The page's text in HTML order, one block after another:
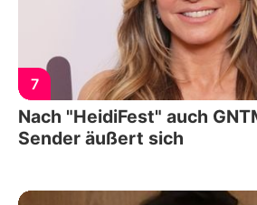
7
Nach "HeidiFest" auch
Sender äußert sich